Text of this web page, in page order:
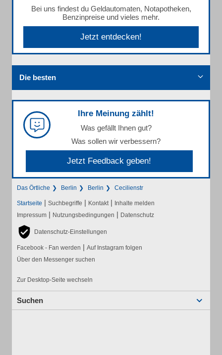
Bei uns findest du Geldautomaten, Notapotheken,
Benzinpreise und vieles mehr.
Jetzt entdecken!
Die besten
Ihre Meinung zählt!
Was gefällt Ihnen gut?
Was sollen wir verbessern?
Jetzt Feedback geben!
Das Örtliche Berlin Berlin Cecilienstr
Startseite | Suchbegriffe | Kontakt | Inhalte melden
Impressum | Nutzungsbedingungen | Datenschutz
Datenschutz-Einstellungen
Facebook - Fan werden | Auf Instagram folgen
Über den Messenger suchen
Zur Desktop-Seite wechseln
Suchen